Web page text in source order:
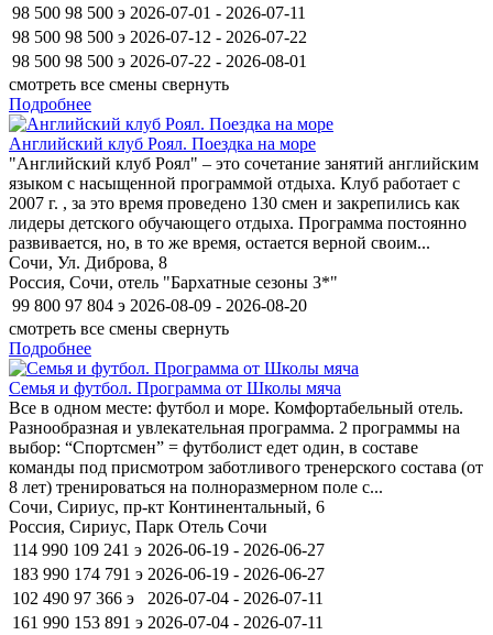
98 500 98 500 э 2026-07-01 - 2026-07-11
98 500 98 500 э 2026-07-12 - 2026-07-22
98 500 98 500 э 2026-07-22 - 2026-08-01
смотреть все смены свернуть
Подробнее
Английский клуб Роял. Поездка на море
"Английский клуб Роял" – это сочетание занятий английским
языком с насыщенной программой отдыха. Клуб работает с
2007 г. , за это время проведено 130 смен и закрепились как
лидеры детского обучающего отдыха. Программа постоянно
развивается, но, в то же время, остается верной своим...
Сочи, Ул. Диброва, 8
Россия, Сочи, отель "Бархатные сезоны 3*"
99 800 97 804 э 2026-08-09 - 2026-08-20
смотреть все смены свернуть
Подробнее
Семья и футбол. Программа от Школы мяча
Все в одном месте: футбол и море. Комфортабельный отель.
Разнообразная и увлекательная программа. 2 программы на
выбор: “Спортсмен” = футболист едет один, в составе
команды под присмотром заботливого тренерского состава (от
8 лет) тренироваться на полноразмерном поле с...
Сочи, Сириус, пр-кт Континентальный, 6
Россия, Сириус, Парк Отель Сочи
114 990 109 241 э 2026-06-19 - 2026-06-27
183 990 174 791 э 2026-06-19 - 2026-06-27
102 490 97 366 э
2026-07-04 - 2026-07-11
161 990 153 891 э 2026-07-04 - 2026-07-11